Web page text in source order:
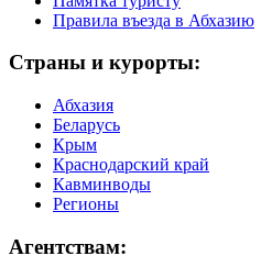
Правила въезда в Абхазию
Страны и курорты:
Абхазия
Беларусь
Крым
Краснодарский край
Кавминводы
Регионы
Агентствам: